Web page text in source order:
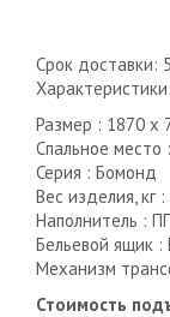
Cрок доставки:
Характеристики:
Размер : 1870 x
Спальное
Серия : Бомонд
Вес изделия, кг :
Наполнитель :
Бельевой ящик :
Механизм
Стоимость